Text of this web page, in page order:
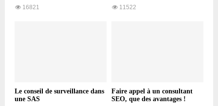
16821 11522
Le conseil de surveillance dans
une SAS
Faire appel à un consultant
SEO, que des avantages !